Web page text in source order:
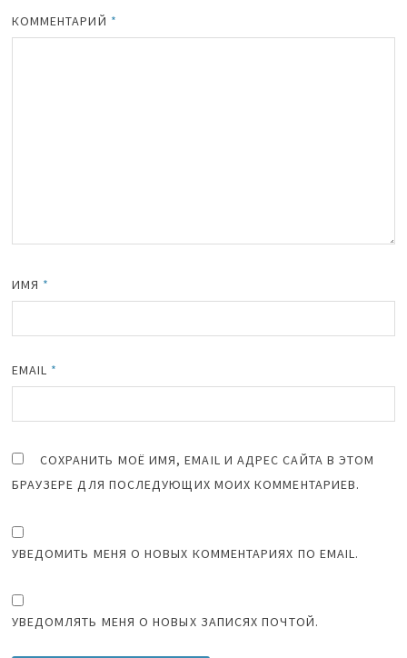
КОММЕНТАРИЙ *
ИМЯ *
EMAIL *
СОХРАНИТЬ МОЁ ИМЯ, EMAIL И АДРЕС САЙТА В ЭТОМ
БРАУЗЕРЕ ДЛЯ ПОСЛЕДУЮЩИХ МОИХ КОММЕНТАРИЕВ.
УВЕДОМИТЬ МЕНЯ О НОВЫХ КОММЕНТАРИЯХ ПО EMAIL.
УВЕДОМЛЯТЬ МЕНЯ О НОВЫХ ЗАПИСЯХ ПОЧТОЙ.